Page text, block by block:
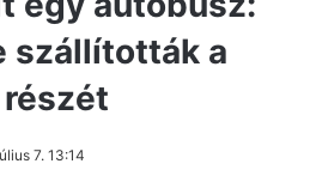
szállították a
7. 13:14